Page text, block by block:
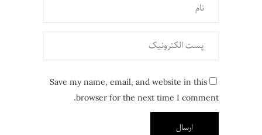
Save my name, email, and website in this
browser for the next time I comment.